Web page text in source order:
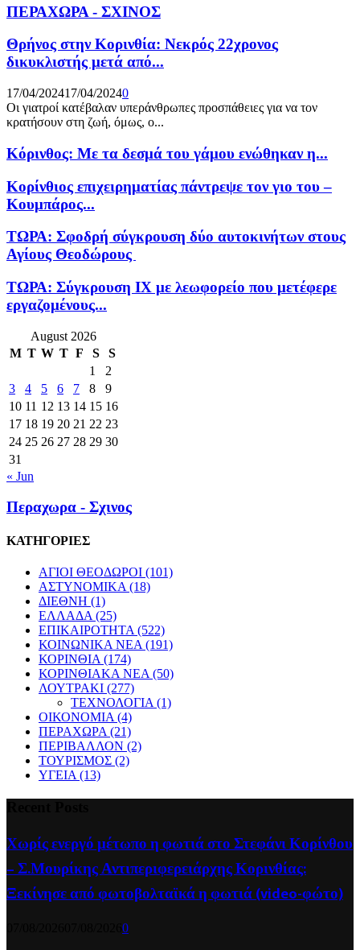
ΠΕΡΑΧΩΡΑ - ΣΧΙΝΟΣ
Θρήνος στην Κορινθία: Νεκρός 22χρονος
δικυκλιστής μετά από...
17/04/202417/04/20240
Οι γιατροί κατέβαλαν υπεράνθρωπες προσπάθειες για να τον
κρατήσουν στη ζωή, όμως, ο...
Κόρινθος: Με τα δεσμά του γάμου ενώθηκαν η...
Κορίνθιος επιχειρηματίας πάντρεψε τον γιο του –
Κουμπάρος...
ΤΩΡΑ: Σφοδρή σύγκρουση δύο αυτοκινήτων στους
Αγίους Θεοδώρους
ΤΩΡΑ: Σύγκρουση ΙΧ με λεωφορείο που μετέφερε
εργαζομένους...
August 2026
M T W T F S
S
1
2
3
4 5 6 7 8
9
10 11 12 13 14 15 16
17 18 19 20 21 22 23
24 25 26 27 28 29 30
31
« Jun
Περαχωρα - Σχινος
ΚΑΤΗΓΟΡΙΕΣ
ΑΓΙΟΙ ΘΕΟΔΩΡΟΙ (101)
ΑΣΤΥΝΟΜΙΚΑ (18)
ΔΙΕΘΝΗ (1)
ΕΛΛΑΔΑ (25)
ΕΠΙΚΑΙΡΟΤΗΤΑ (522)
ΚΟΙΝΩΝΙΚΑ ΝΕΑ (191)
ΚΟΡΙΝΘΙΑ (174)
ΚΟΡΙΝΘΙΑΚΑ ΝΕΑ (50)
ΛΟΥΤΡΑΚΙ (277)
ΤΕΧΝΟΛΟΓΙΑ (1)
ΟΙΚΟΝΟΜΙΑ (4)
ΠΕΡΑΧΩΡΑ (21)
ΠΕΡΙΒΑΛΛΟΝ (2)
ΤΟΥΡΙΣΜΟΣ (2)
ΥΓΕΙΑ (13)
Χωρίς ενεργό μέτωπο η φωτιά στο Στεφάνι Κορίνθου
– Σ.Μουρίκης Αντιπεριφερειάρχης Κορινθίας:
Ξεκίνησε από φωτοβολταϊκά η φωτιά (video-φώτο)
0